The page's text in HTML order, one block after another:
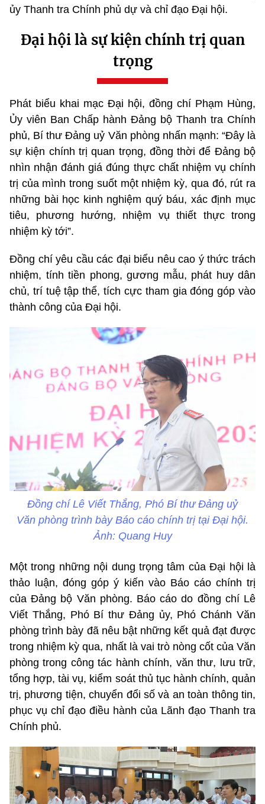
ủy Thanh tra Chính phủ dự và chỉ đạo Đại hội.
Đại hội là sự kiện chính trị quan
trọng
Phát biểu khai mạc Đại hội, đồng chí Phạm Hùng,
Ủy viên Ban Chấp hành Đảng bộ Thanh tra Chính
phủ, Bí thư Đảng uỷ Văn phòng nhấn mạnh: “Đây là
sự kiện chính trị quan trọng, đồng thời để Đảng bộ
nhìn nhận đánh giá đúng thực chất nhiệm vụ chính
trị của mình trong suốt một nhiệm kỳ, qua đó, rút ra
những bài học kinh nghiệm quý báu, xác định mục
tiêu, phương hướng, nhiệm vụ thiết thực trong
nhiệm kỳ tới”.
Đồng chí yêu cầu các đại biểu nêu cao ý thức trách
nhiệm, tính tiền phong, gương mẫu, phát huy dân
chủ, trí tuệ tập thể, tích cực tham gia đóng góp vào
thành công của Đại hội.
Đồng chí Lê Viết Thắng, Phó Bí thư Đảng uỷ
Văn phòng trình bày Báo cáo chính trị tại Đại hội.
Ảnh: Quang Huy
Một trong những nội dung trọng tâm của Đại hội là
thảo luận, đóng góp ý kiến vào Báo cáo chính trị
của Đảng bộ Văn phòng. Báo cáo do đồng chí Lê
Viết Thắng, Phó Bí thư Đảng ủy, Phó Chánh Văn
phòng trình bày đã nêu bật những kết quả đạt được
trong nhiệm kỳ qua, nhất là vai trò nòng cốt của Văn
phòng trong công tác hành chính, văn thư, lưu trữ,
tổng hợp, tài vụ, kiểm soát thủ tục hành chính, quản
trị, phương tiện, chuyển đổi số và an toàn thông tin,
phục vụ chỉ đạo điều hành của Lãnh đạo Thanh tra
Chính phủ.